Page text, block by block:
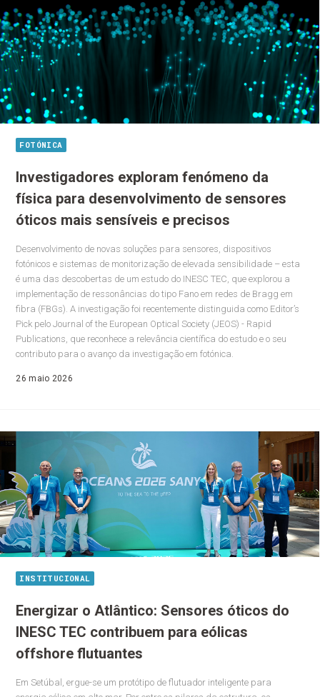
FOTÓNICA
Investigadores exploram fenómeno da
física para desenvolvimento de sensores
óticos mais sensíveis e precisos
Desenvolvimento de novas soluções para sensores, dispositivos
fotónicos e sistemas de monitorização de elevada sensibilidade – esta
é uma das descobertas de um estudo do INESC TEC, que explorou a
implementação de ressonâncias do tipo Fano em redes de Bragg em
fibra (FBGs). A investigação foi recentemente distinguida como Editor’s
Pick pelo Journal of the European Optical Society (JEOS) - Rapid
Publications, que reconhece a relevância científica do estudo e o seu
contributo para o avanço da investigação em fotónica.
26 maio 2026
INSTITUCIONAL
Energizar o Atlântico: Sensores óticos do
INESC TEC contribuem para eólicas
offshore flutuantes
Em Setúbal, ergue-se um protótipo de flutuador inteligente para